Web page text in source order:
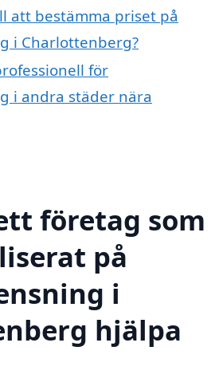
att bestämma priset på
i Charlottenberg?
för
i andra städer nära
företag som
på
i
hjälpa